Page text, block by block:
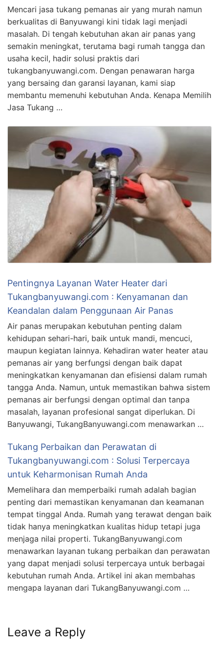
Mencari jasa tukang pemanas air yang murah namun
berkualitas di Banyuwangi kini tidak lagi menjadi
masalah. Di tengah kebutuhan akan air panas yang
semakin meningkat, terutama bagi rumah tangga dan
usaha kecil, hadir solusi praktis dari
tukangbanyuwangi.com. Dengan penawaran harga
yang bersaing dan garansi layanan, kami siap
membantu memenuhi kebutuhan Anda. Kenapa Memilih
Jasa Tukang …
Pentingnya Layanan Water Heater dari
Tukangbanyuwangi.com : Kenyamanan dan
Keandalan dalam Penggunaan Air Panas
Air panas merupakan kebutuhan penting dalam
kehidupan sehari-hari, baik untuk mandi, mencuci,
maupun kegiatan lainnya. Kehadiran water heater atau
pemanas air yang berfungsi dengan baik dapat
meningkatkan kenyamanan dan efisiensi dalam rumah
tangga Anda. Namun, untuk memastikan bahwa sistem
pemanas air berfungsi dengan optimal dan tanpa
masalah, layanan profesional sangat diperlukan. Di
Banyuwangi, TukangBanyuwangi.com menawarkan …
Tukang Perbaikan dan Perawatan di
Tukangbanyuwangi.com : Solusi Terpercaya
untuk Keharmonisan Rumah Anda
Memelihara dan memperbaiki rumah adalah bagian
penting dari memastikan kenyamanan dan keamanan
tempat tinggal Anda. Rumah yang terawat dengan baik
tidak hanya meningkatkan kualitas hidup tetapi juga
menjaga nilai properti. TukangBanyuwangi.com
menawarkan layanan tukang perbaikan dan perawatan
yang dapat menjadi solusi terpercaya untuk berbagai
kebutuhan rumah Anda. Artikel ini akan membahas
mengapa layanan dari TukangBanyuwangi.com …
Leave a Reply